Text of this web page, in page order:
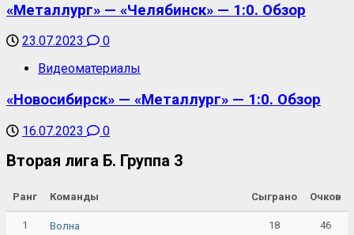
«Металлург» — «Челябинск» — 1:0. Обзор
23.07.2023
0
Видеоматериалы
«Новосибирск» — «Металлург» — 1:0. Обзор
16.07.2023 0
Вторая лига Б. Группа 3
Ранг Команды Сыграно Очков
1 Волна 18 46